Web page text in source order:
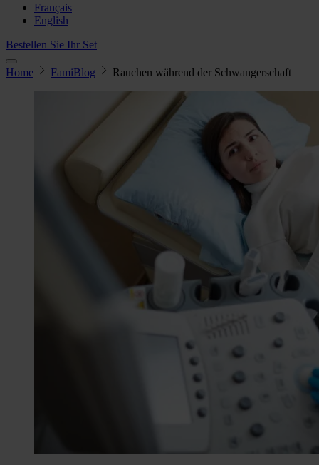
Français
English
Bestellen Sie Ihr Set
Home FamiBlog Rauchen während der Schwangerschaft